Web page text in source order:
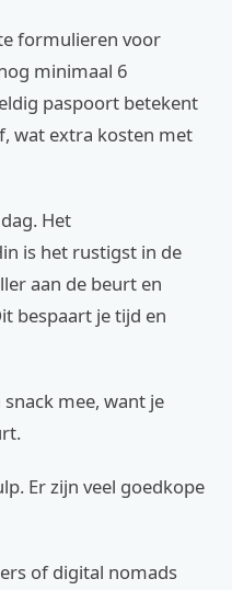
formulieren voor
minimaal 6
paspoort betekent
wat extra kosten met
Het
is het rustigst in de
aan de beurt en
bespaart je tijd en
mee, want je
Er zijn veel goedkope
of digital nomads